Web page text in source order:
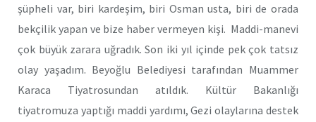
şüpheli var, biri kardeşim, biri Osman usta, biri de orada
bekçilik yapan ve bize haber vermeyen kişi. Maddi-manevi
çok büyük zarara uğradık. Son iki yıl içinde pek çok tatsız
olay yaşadım. Beyoğlu Belediyesi tarafından Muammer
Karaca Tiyatrosundan atıldık. Kültür Bakanlığı
tiyatromuza yaptığı maddi yardımı, Gezi olaylarına destek